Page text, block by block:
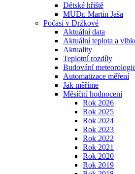
Dětské hřiště
MUDr. Martin Jaša
Počasí v Držkové
Aktuální data
Aktuální teplota a
Aktuality
Teplotní rozdíly
Budování
Automatizace měření
Jak měříme
Měsíční hodnocení
Rok 2026
Rok 2025
Rok 2024
Rok 2023
Rok 2022
Rok 2021
Rok 2020
Rok 2019